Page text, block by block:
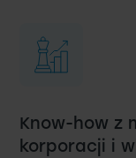
Know-how z
korporacji i